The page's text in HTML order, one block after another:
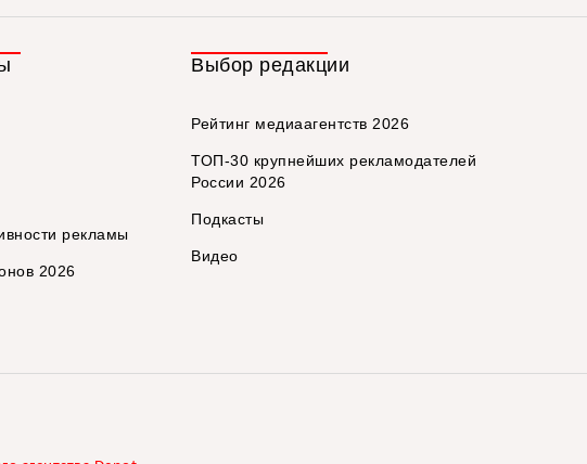
рекламы
2026
Выбор редакции
Рейтинг медиаагентств 2026
ТОП-30 крупнейших рекламодателей
России 2026
Подкасты
Видео